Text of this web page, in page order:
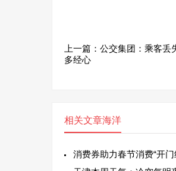
上一篇： 公交集团：乘客丢
多经心
相关文章海洋
消费券助力春节消费“开门